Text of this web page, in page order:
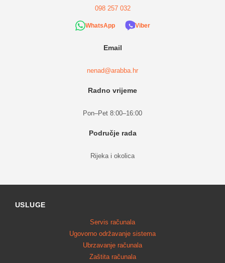
098 257 032
WhatsApp Viber
Email
nenad@arabba.hr
Radno vrijeme
Pon–Pet 8:00–16:00
Područje rada
Rijeka i okolica
USLUGE
Servis računala
Ugovorno održavanje sistema
Ubrzavanje računala
Zaštita računala